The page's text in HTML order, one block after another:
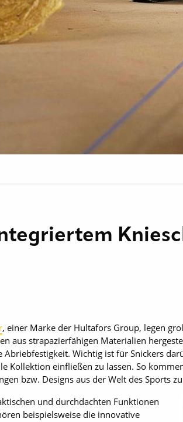
, einer Marke der Hultafors Group, legen
aus strapazierfähigen Materialien
Wichtig ist für Snickers
Kollektion einfließen zu lassen. So
bzw. Designs aus der Welt des Sports
und durchdachten Funktionen
beispielsweise die innovative